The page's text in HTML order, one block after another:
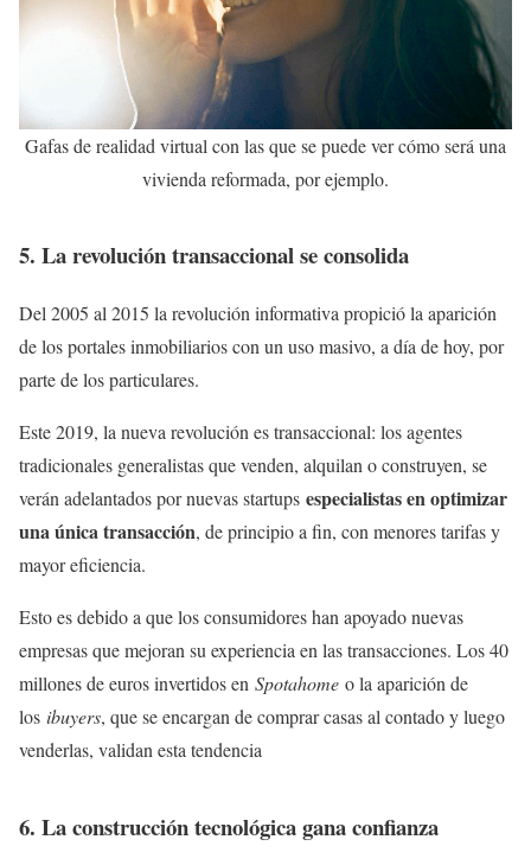
Gafas de realidad virtual con las que se puede ver cómo será una
vivienda reformada, por ejemplo.
5. La revolución transaccional se consolida
Del 2005 al 2015 la revolución informativa propició la aparición
de los portales inmobiliarios con un uso masivo, a día de hoy, por
parte de los particulares.
Este 2019, la nueva revolución es transaccional: los agentes
tradicionales generalistas que venden, alquilan o construyen, se
verán adelantados por nuevas startups especialistas en optimizar
una única transacción, de principio a fin, con menores tarifas y
mayor eficiencia.
Esto es debido a que los consumidores han apoyado nuevas
empresas que mejoran su experiencia en las transacciones. Los 40
millones de euros invertidos en Spotahome o la aparición de
los ibuyers, que se encargan de comprar casas al contado y luego
venderlas, validan esta tendencia
6. La construcción tecnológica gana confianza